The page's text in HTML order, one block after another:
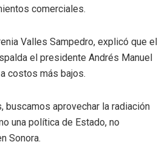
comerciales.
Valles Sampedro, explicó que el
el presidente Andrés Manuel
costos más bajos.
aprovechar la radiación
una política de Estado, no
Sonora.